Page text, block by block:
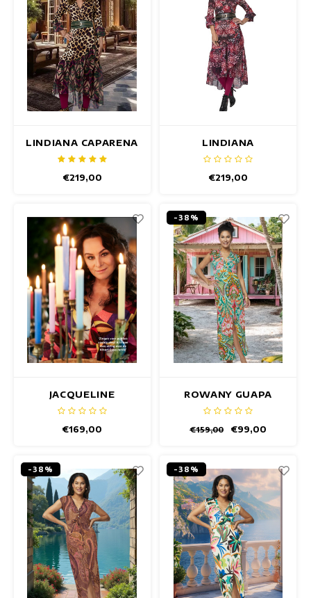
LINDIANA CAPARENA
JURK
€219,00
LINDIANA
BETTERFLY JURK
€219,00
JACQUELINE
CAMPELLO JURK
€169,00
-38%
ROWANY GUAPA
JURK
€159,00 €99,00
-38% -38%